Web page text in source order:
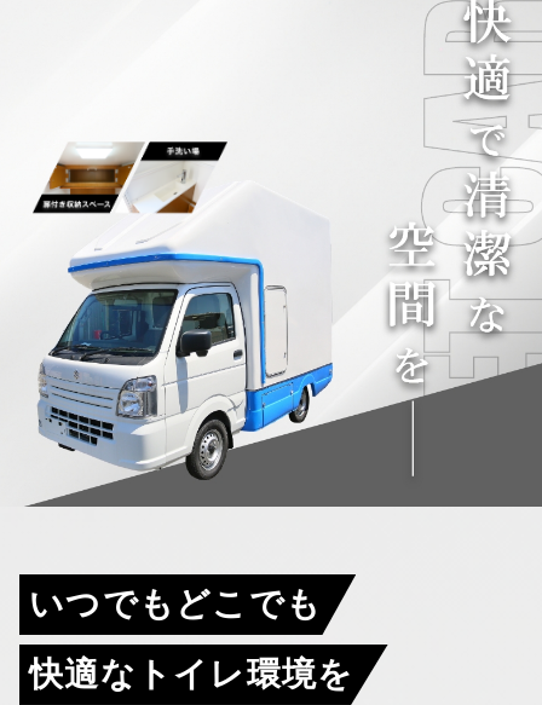
▼
採用情報 ▼
いつでもどこでも
快適なトイレ環境を